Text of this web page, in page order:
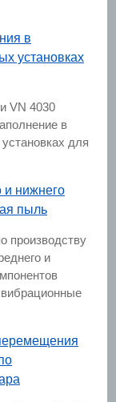
в
установках
VN 4030
в
для
и нижнего
пыль
производству
и